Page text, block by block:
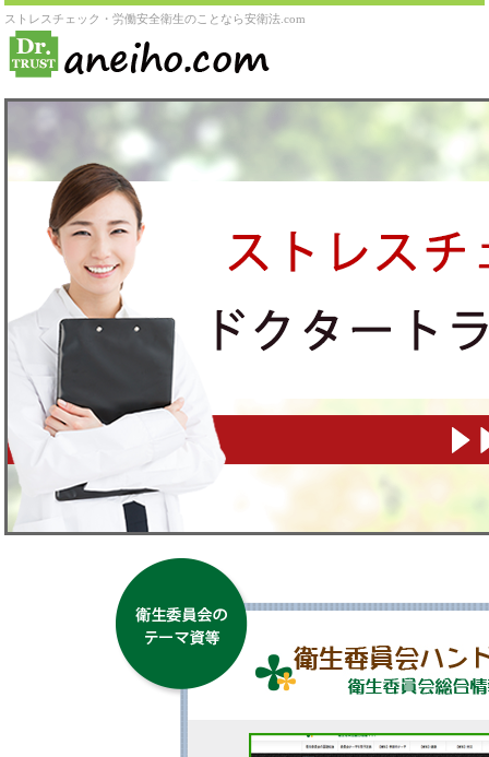
ストレスチェック・労働安全衛生のことなら安衛法.com